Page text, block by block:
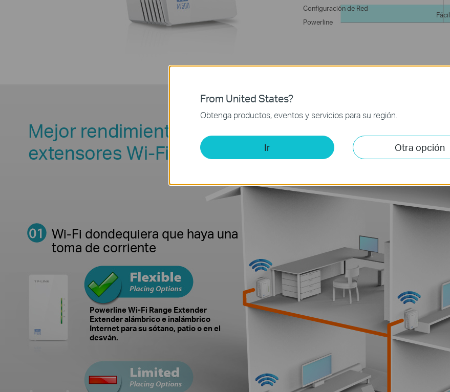
Configuración de Red
Powerline
Fácil
Mejor rendimiento que
extensores Wi-Fi de alcance
Wi-Fi dondequiera que haya una
toma de corriente
Powerline Wi-Fi Range Extender
Extender alámbrico e inalámbrico
Internet para su sótano, patio o en el
desván.
From United States?
Obtenga productos, eventos y servicios para su región.
Ir Otra opción